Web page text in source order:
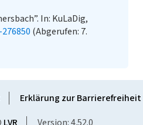
In: KuLaDig,
(Abgerufen: 7.
Erklärung zur Barrierefreiheit